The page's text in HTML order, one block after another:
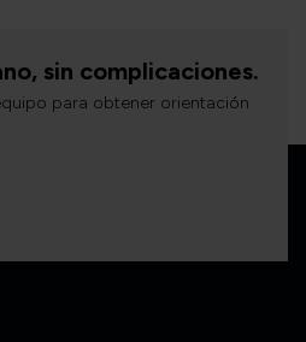
sin complicaciones.
para obtener orientación